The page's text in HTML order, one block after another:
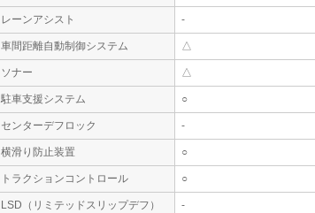
レーンアシスト -
車間距離自動制御システム △
ソナー △
駐車支援システム ○
センターデフロック -
横滑り防止装置 ○
トラクションコントロール ○
LSD（リミテッドスリップデフ） -